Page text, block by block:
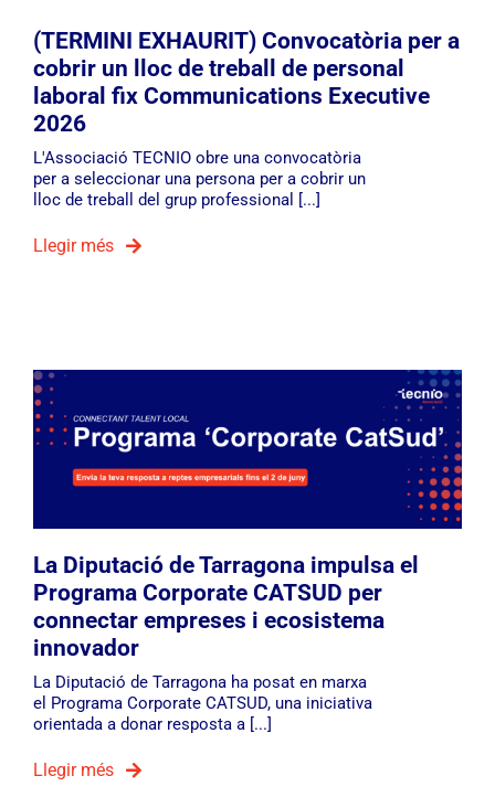
(TERMINI EXHAURIT) Convocatòria per a
cobrir un lloc de treball de personal
laboral fix Communications Executive
2026
L'Associació TECNIO obre una convocatòria
per a seleccionar una persona per a cobrir un
lloc de treball del grup professional [...]
Llegir més
La Diputació de Tarragona impulsa el
Programa Corporate CATSUD per
connectar empreses i ecosistema
innovador
La Diputació de Tarragona ha posat en marxa
el Programa Corporate CATSUD, una iniciativa
orientada a donar resposta a [...]
Llegir més